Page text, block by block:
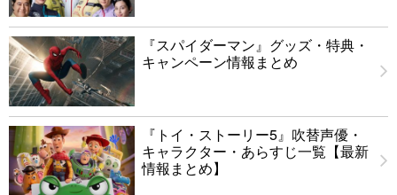
『スパイダーマン』グッズ・特典・
キャンペーン情報まとめ
『トイ・ストーリー5』吹替声優・
キャラクター・あらすじ一覧【最新
情報まとめ】